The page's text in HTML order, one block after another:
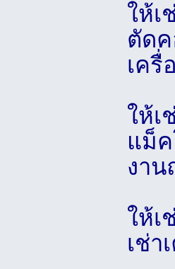
ให้เ
ตัด
เครื่
ให้เ
แม็ค
งา
ให้เ
เช่า